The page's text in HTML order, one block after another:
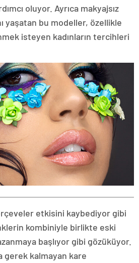
oluyor. Ayrıca makyajsız
yaşatan bu modeller, özellikle
isteyen kadınların tercihleri
etkisini kaybediyor gibi
kombiniyle birlikte eski
başlıyor gibi gözüküyor.
gerek kalmayan kare